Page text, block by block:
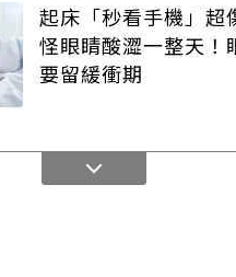
起床「秒看手機」超
怪眼睛酸澀一整天！
要留緩衝期